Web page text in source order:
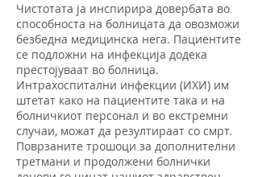
Чистотата ја инспирира довербата во
способноста на болницата да овозможи
безбедна медицинска нега. Пациентите
се подложни на инфекција додека
престојуваат во болница.
Интрахоспитални инфекции (ИХИ) им
штетат како на пациентите така и на
болничкиот персонал и во екстремни
случаи, можат да резултираат со смрт.
Поврзаните трошоци за дополнителни
третмани и продолжени болнички